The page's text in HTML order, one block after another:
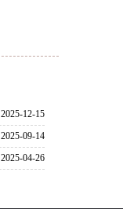
2025-12-15
2025-09-14
2025-04-26